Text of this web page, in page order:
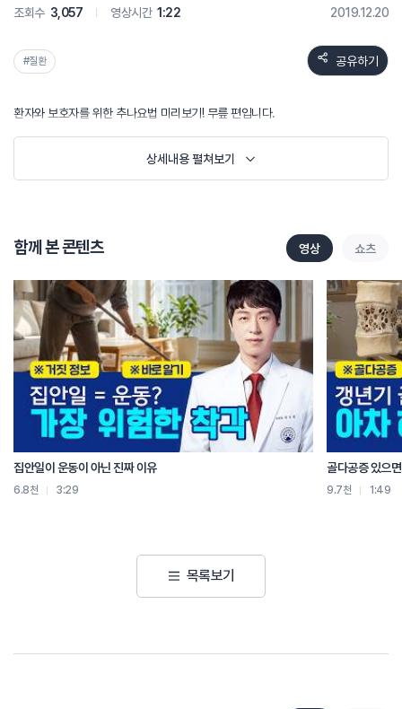
조회수 3,057 영상시간 1:22 2019.12.20
#질환 공유하기
상세내용 펼쳐보기
함께 본 콘텐츠 영상 쇼츠
집안일이 운동이 아닌 진짜 이유
6.8천 3:29
골다공증 있으
9.7천 1:49
목록보기